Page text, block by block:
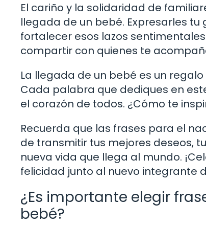
El cariño y la solidaridad de
llegada de un bebé. Expresarles
fortalecer esos lazos
compartir con quienes te
La llegada de un bebé es un
Cada palabra que dediques en
el corazón de todos. ¿Cómo te
Recuerda que las frases para el
de transmitir tus mejores deseos,
nueva vida que llega al mundo.
felicidad junto al nuevo integrante
¿Es importante elegir
bebé?